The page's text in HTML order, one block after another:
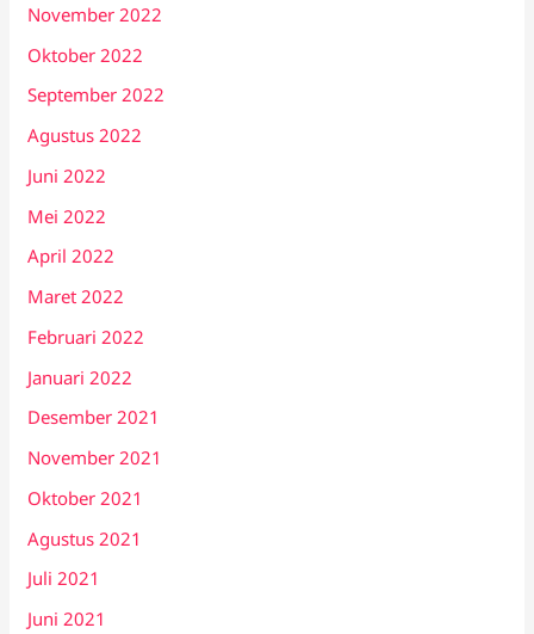
November 2022
Oktober 2022
September 2022
Agustus 2022
Juni 2022
Mei 2022
April 2022
Maret 2022
Februari 2022
Januari 2022
Desember 2021
November 2021
Oktober 2021
Agustus 2021
Juli 2021
Juni 2021